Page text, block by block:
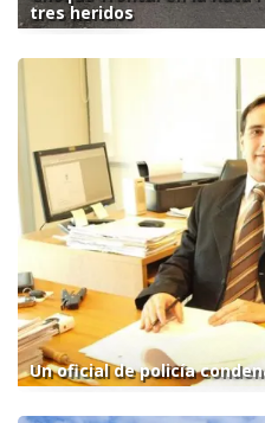
tres heridos
Un oficial de policía